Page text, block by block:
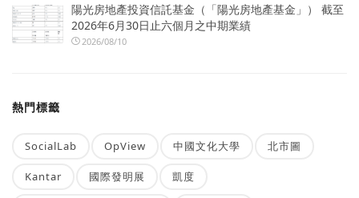
陽光房地產投資信託基金（「陽光房地產基金」） 截至
2026年6月30日止六個月之中期業績
2026/08/10
熱門標籤
SocialLab OpView 中國文化大學 北市圖
Kantar 國際發明展 凱度